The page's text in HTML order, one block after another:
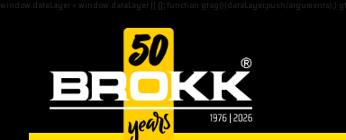
window.dataLayer = window.dataLayer || []; function gtag(){dataLayer.push(arguments);}